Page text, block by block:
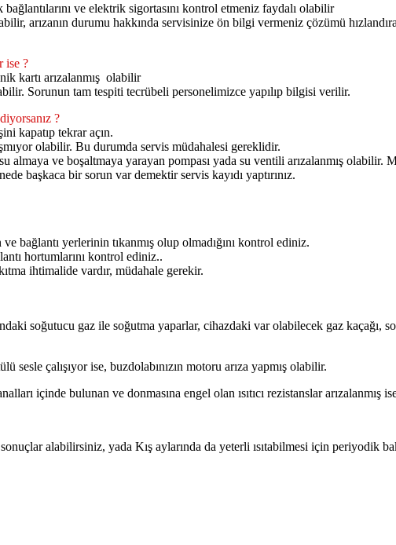
ve elektrik sigortasını kontrol etmeniz faydalı olabilir
arızanın durumu hakkında servisinize ön bilgi vermeniz çözümü
ise ?
kartı arızalanmış olabilir
Sorunun tam tespiti tecrübeli personelimizce yapılıp bilgisi verilir.
?
kapatıp tekrar açın.
olabilir. Bu durumda servis müdahalesi gereklidir.
almaya ve boşaltmaya yarayan pompası yada su ventili arızalanmış
başkaca bir sorun var demektir servis kayıdı yaptırınız.
bağlantı yerlerinin tıkanmış olup olmadığını kontrol ediniz.
hortumlarını kontrol ediniz..
ihtimalide vardır, müdahale gerekir.
soğutucu gaz ile soğutma yaparlar, cihazdaki var olabilecek gaz kaçağı,
sesle çalışıyor ise, buzdolabınızın motoru arıza yapmış olabilir.
içinde bulunan ve donmasına engel olan ısıtıcı rezistanslar
alabilirsiniz, yada Kış aylarında da yeterli ısıtabilmesi için periyodik